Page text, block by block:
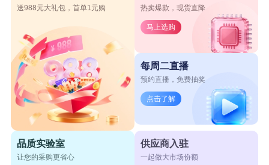
送988元大礼包，首单1元购 热卖爆款，现货直降
马上选购
每周二直播
预约直播，免费抽奖
点击了解
品质实验室
让您的采购更省心
供应商入驻
一起做大市场份额